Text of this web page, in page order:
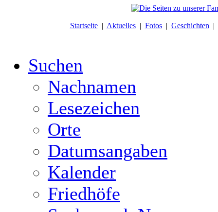
Startseite| Aktuelles| Fotos| Geschichten |
Suchen
Nachnamen
Lesezeichen
Orte
Datumsangaben
Kalender
Friedhöfe